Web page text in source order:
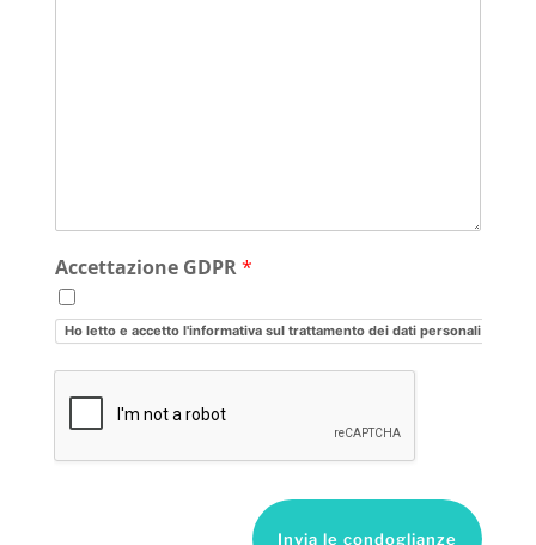
Accettazione GDPR*
Ho letto e accetto l'informativa sul trattamento dei dati personali
Invia le condoglianze